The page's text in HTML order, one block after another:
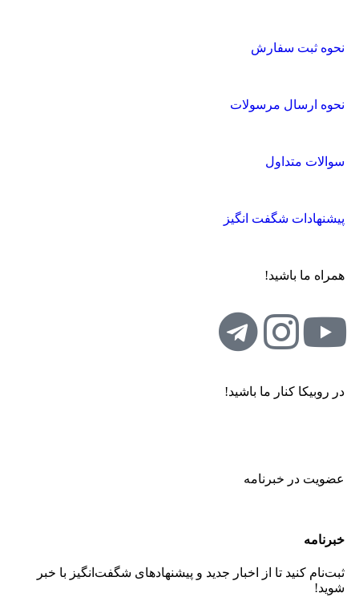
نحوه ثبت سفارش
نحوه ارسال مرسولات
سوالات متداول
پیشنهادات شگفت انگیز
همراه ما باشید!
در روبیکا کنار ما باشید!
عضویت در خبرنامه
خبر‌نامه
ثبت‌نام کنید تا از اخبار جدید و پیشنهاد‌های شگفت‌انگیز با خبر
شوید!